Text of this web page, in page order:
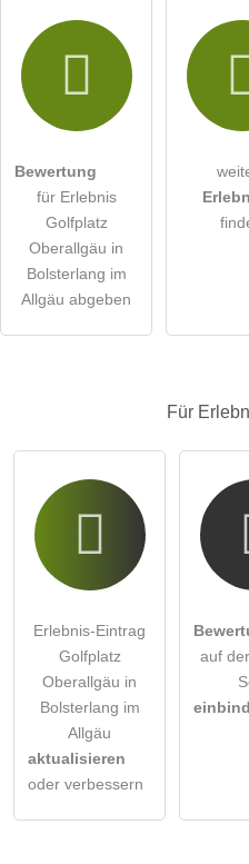
Hiermit akzeptiere ich
Die Datenschutzerklärunghabe
Hinweis:Bitte beachten Sie,
Besucher sichtbar
Klicken Sie hier um eine
Erlebnis-Eintrag zu stellen
Bewertung
für Erlebnis
Golfplatz
Oberallgäu in
Bolsterlang im
Allgäu abgeben
Für
Erlebnis-Eintrag
Golfplatz
Oberallgäu in
Bolsterlang im
Allgäu
aktualisieren
oder verbessern
auf